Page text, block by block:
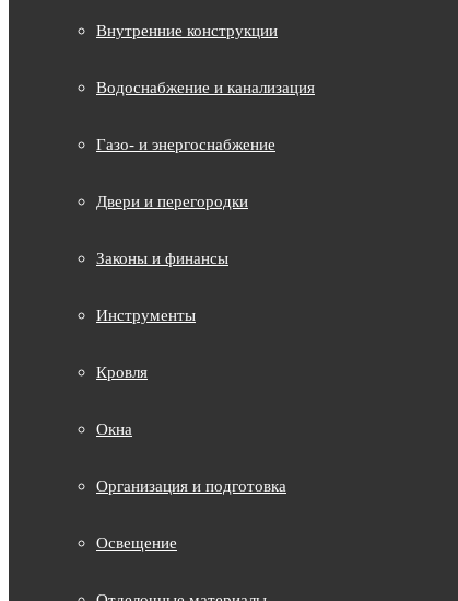
Внутренние конструкции
Водоснабжение и канализация
Газо- и энергоснабжение
Двери и перегородки
Законы и финансы
Инструменты
Кровля
Окна
Организация и подготовка
Освещение